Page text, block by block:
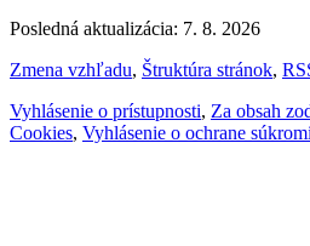
Posledná aktualizácia: 7. 8. 2026
Zmena vzhľadu, Štruktúra stránok,
Vyhlásenie o prístupnosti, Za obsah
Cookies, Vyhlásenie o ochrane